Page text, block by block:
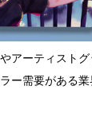
アーティスト
ー需要がある